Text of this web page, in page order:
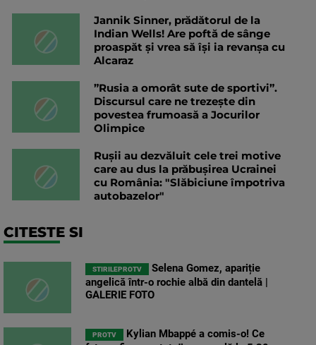
Jannik Sinner, prădătorul de la
Indian Wells! Are poftă de sânge
proaspăt și vrea să își ia revanșa cu
Alcaraz
”Rusia a omorât sute de sportivi”.
Discursul care ne trezește din
povestea frumoasă a Jocurilor
Olimpice
Rușii au dezvăluit cele trei motive
care au dus la prăbușirea Ucrainei
cu România: "Slăbiciune împotriva
autobazelor"
CITESTE SI
STIRILEPROTV
Selena Gomez, apariție
angelică într-o rochie albă din dantelă |
GALERIE FOTO
PROTV
Kylian Mbappé a comis-o! Ce